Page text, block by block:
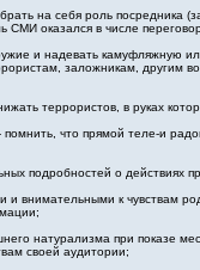
на себя роль посредника
СМИ оказался в числе
и надевать камуфляжную
заложникам, другим
террористов, в руках
что прямой теле-и
подробностей о действиях
и внимательными к чувствам
натурализма при показе
своей аудитории;